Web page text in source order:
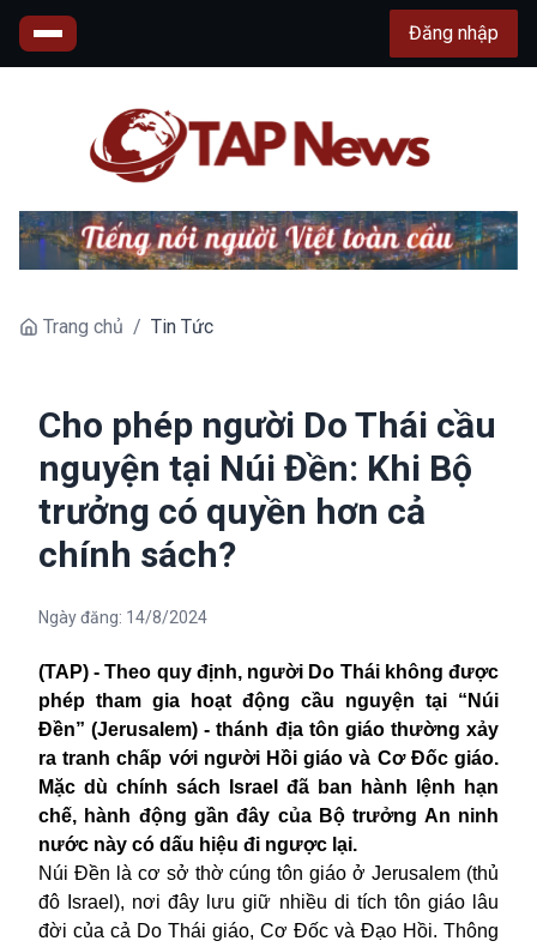
Đăng nhập
Trang chủ / Tin Tức
Cho phép người Do Thái cầu
nguyện tại Núi Đền: Khi Bộ
trưởng có quyền hơn cả
chính sách?
Ngày đăng: 14/8/2024
(TAP) - Theo quy định, người Do Thái không được
phép tham gia hoạt động cầu nguyện tại “Núi
Đền” (Jerusalem) - thánh địa tôn giáo thường xảy
ra tranh chấp với người Hồi giáo và Cơ Đốc giáo.
Mặc dù chính sách Israel đã ban hành lệnh hạn
chế, hành động gần đây của Bộ trưởng An ninh
nước này có dấu hiệu đi ngược lại.
Núi Đền là cơ sở thờ cúng tôn giáo ở Jerusalem (thủ
đô Israel), nơi đây lưu giữ nhiều di tích tôn giáo lâu
đời của cả Do Thái giáo, Cơ Đốc và Đạo Hồi. Thông